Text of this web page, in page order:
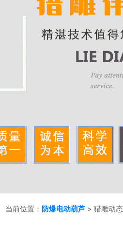
当前位置： 防爆电动葫芦> 猎雕动态